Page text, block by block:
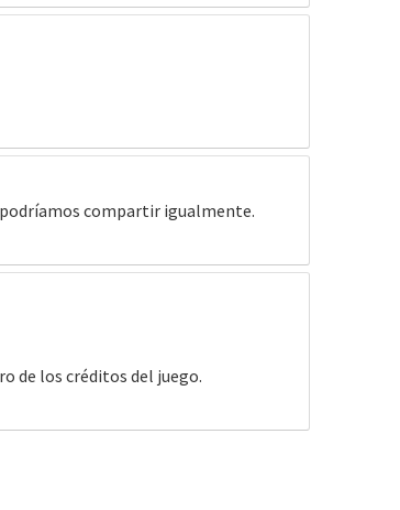
podríamos compartir igualmente.
de los créditos del juego.